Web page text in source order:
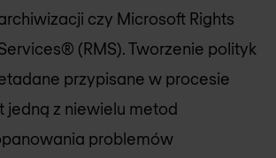
czy Microsoft Rights
(RMS). Tworzenie polityk
przypisane w procesie
jedną z niewielu metod
problemów